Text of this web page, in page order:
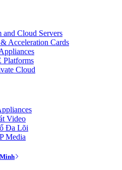
and Cloud Servers
Acceleration Cards
Platforms
Cloud
Video
Đa Lõi
Media